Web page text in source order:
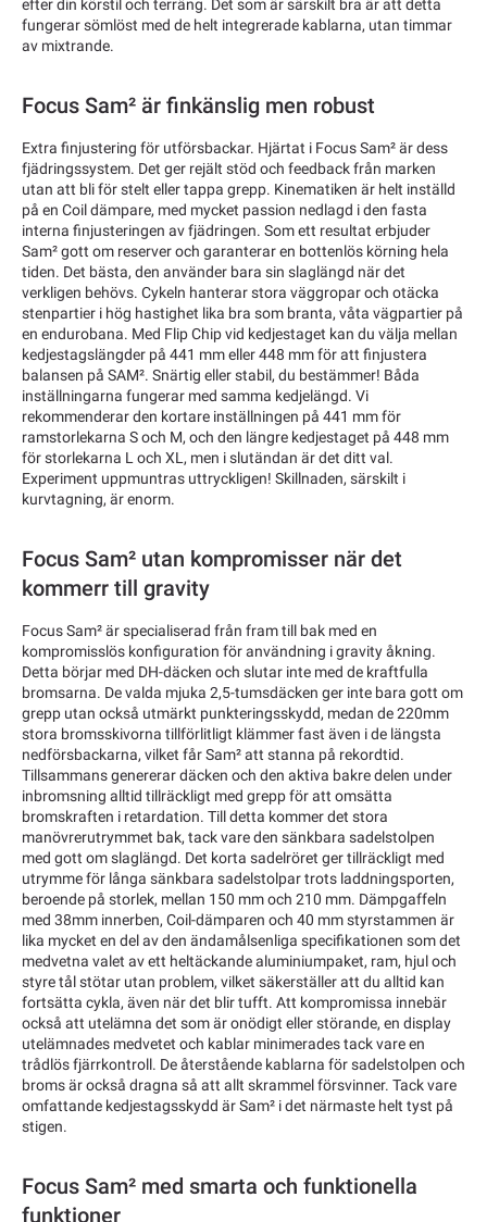
efter din körstil och terräng. Det som är särskilt bra är att detta
fungerar sömlöst med de helt integrerade kablarna, utan timmar
av mixtrande.
Focus Sam² är finkänslig men robust
Extra finjustering för utförsbackar. Hjärtat i Focus Sam² är dess
fjädringssystem. Det ger rejält stöd och feedback från marken
utan att bli för stelt eller tappa grepp. Kinematiken är helt inställd
på en Coil dämpare, med mycket passion nedlagd i den fasta
interna finjusteringen av fjädringen. Som ett resultat erbjuder
Sam² gott om reserver och garanterar en bottenlös körning hela
tiden. Det bästa, den använder bara sin slaglängd när det
verkligen behövs. Cykeln hanterar stora väggropar och otäcka
stenpartier i hög hastighet lika bra som branta, våta vägpartier på
en endurobana. Med Flip Chip vid kedjestaget kan du välja mellan
kedjestagslängder på 441 mm eller 448 mm för att finjustera
balansen på SAM². Snärtig eller stabil, du bestämmer! Båda
inställningarna fungerar med samma kedjelängd. Vi
rekommenderar den kortare inställningen på 441 mm för
ramstorlekarna S och M, och den längre kedjestaget på 448 mm
för storlekarna L och XL, men i slutändan är det ditt val.
Experiment uppmuntras uttryckligen! Skillnaden, särskilt i
kurvtagning, är enorm.
Focus Sam² utan kompromisser när det
kommerr till gravity
Focus Sam² är specialiserad från fram till bak med en
kompromisslös konfiguration för användning i gravity åkning.
Detta börjar med DH-däcken och slutar inte med de kraftfulla
bromsarna. De valda mjuka 2,5-tumsdäcken ger inte bara gott om
grepp utan också utmärkt punkteringsskydd, medan de 220mm
stora bromsskivorna tillförlitligt klämmer fast även i de längsta
nedförsbackarna, vilket får Sam² att stanna på rekordtid.
Tillsammans genererar däcken och den aktiva bakre delen under
inbromsning alltid tillräckligt med grepp för att omsätta
bromskraften i retardation. Till detta kommer det stora
manövrerutrymmet bak, tack vare den sänkbara sadelstolpen
med gott om slaglängd. Det korta sadelröret ger tillräckligt med
utrymme för långa sänkbara sadelstolpar trots laddningsporten,
beroende på storlek, mellan 150 mm och 210 mm. Dämpgaffeln
med 38mm innerben, Coil-dämparen och 40 mm styrstammen är
lika mycket en del av den ändamålsenliga specifikationen som det
medvetna valet av ett heltäckande aluminiumpaket, ram, hjul och
styre tål stötar utan problem, vilket säkerställer att du alltid kan
fortsätta cykla, även när det blir tufft. Att kompromissa innebär
också att utelämna det som är onödigt eller störande, en display
utelämnades medvetet och kablar minimerades tack vare en
trådlös fjärrkontroll. De återstående kablarna för sadelstolpen och
broms är också dragna så att allt skrammel försvinner. Tack vare
omfattande kedjestagsskydd är Sam² i det närmaste helt tyst på
stigen.
Focus Sam² med smarta och funktionella
funktioner